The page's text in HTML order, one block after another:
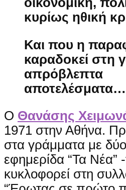
κυρίως ηθική
Και που η
καραδοκεί στη
απρόβλεπτα
αποτελέσματα…
Ο Θανάσης
1971 στην Αθήνα.
στα γράμματα με
εφημερίδα “Τα Νέα”
κυκλοφορεί στη